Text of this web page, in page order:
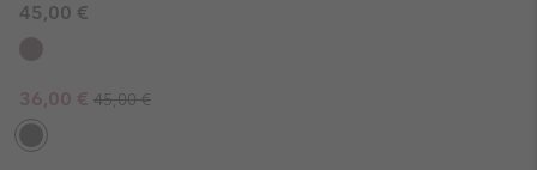
45,00 €
Sale price:
36,00 € Regular price:
45,00 €